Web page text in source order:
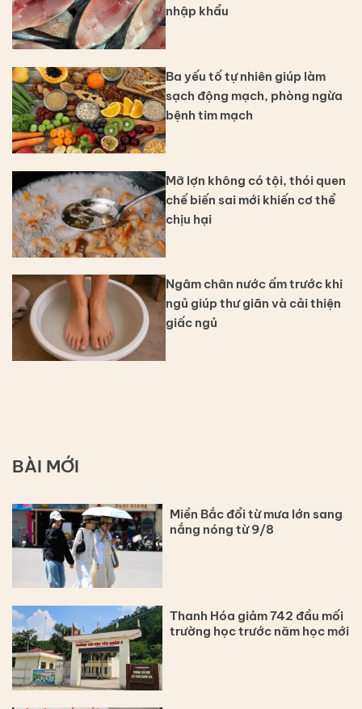
nhập khẩu
Ba yếu tố tự nhiên giúp làm
sạch động mạch, phòng ngừa
bệnh tim mạch
Mỡ lợn không có tội, thói quen
chế biến sai mới khiến cơ thể
chịu hại
Ngâm chân nước ấm trước khi
ngủ giúp thư giãn và cải thiện
giấc ngủ
BÀI MỚI
Miền Bắc đổi từ mưa lớn sang
nắng nóng từ 9/8
Thanh Hóa giảm 742 đầu mối
trường học trước năm học mới